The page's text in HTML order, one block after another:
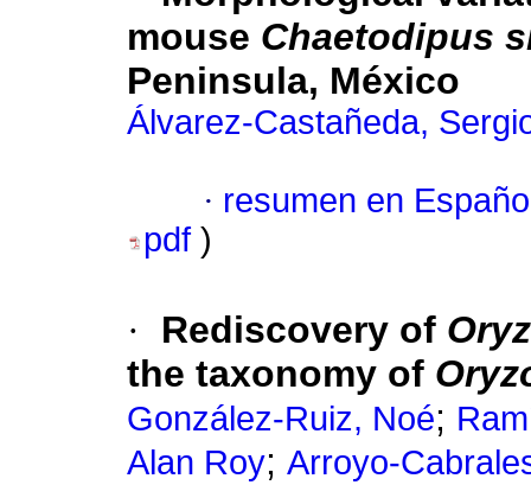
mouse Chaetodipus
Peninsula, México
Álvarez-Castañeda,
· resumen en
pdf )
· Rediscovery of
the taxonomy of
González-Ruiz, Noé;
Alan Roy; Arroyo-